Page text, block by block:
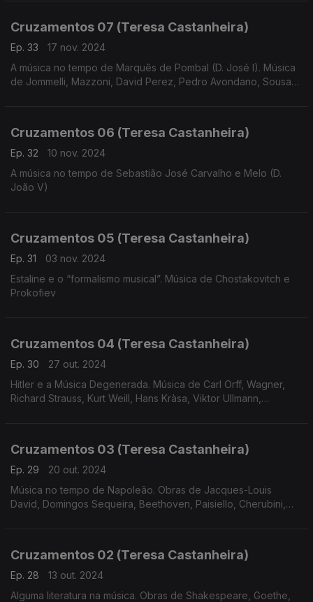
Cruzamentos 07 (Teresa Castanheira)
Ep. 33
17 nov. 2024
A música no tempo de Marquês de Pombal (D. José I). Música
de Jommelli, Mazzoni, David Perez, Pedro Avondano, Sousa
Cruzamentos 06 (Teresa Castanheira)
Ep. 32
10 nov. 2024
A música no tempo de Sebastião José Carvalho e Melo (D.
João V)
Cruzamentos 05 (Teresa Castanheira)
Ep. 31
03 nov. 2024
Estaline e o “formalismo musical”. Música de Chostakovitch e
Prokofiev
Cruzamentos 04 (Teresa Castanheira)
Ep. 30
27 out. 2024
Hitler e a Música Degenerada. Música de Carl Orff, Wagner,
Richard Strauss, Kurt Weill, Hans Kràsa, Viktor Ullmann,
Cruzamentos 03 (Teresa Castanheira)
Ep. 29
20 out. 2024
Música no tempo de Napoleão. Obras de Jacques-Louis
David, Domingos Sequeira, Beethoven, Paisiello, Cherubini,
Cruzamentos 02 (Teresa Castanheira)
Ep. 28
13 out. 2024
Alguma literatura na música. Obras de Shakespeare, Goethe,